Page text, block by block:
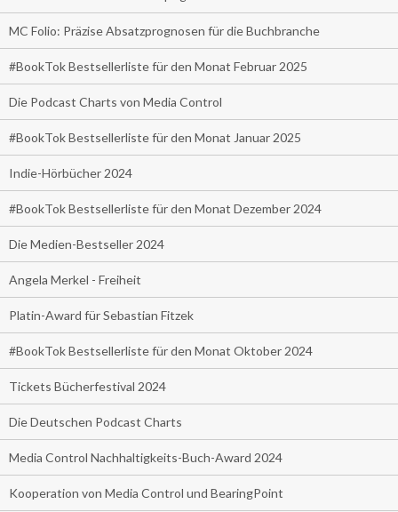
MC Folio: Präzise Absatzprognosen für die Buchbranche
#BookTok Bestsellerliste für den Monat Februar 2025
Die Podcast Charts von Media Control
#BookTok Bestsellerliste für den Monat Januar 2025
Indie-Hörbücher 2024
#BookTok Bestsellerliste für den Monat Dezember 2024
Die Medien-Bestseller 2024
Angela Merkel - Freiheit
Platin-Award für Sebastian Fitzek
#BookTok Bestsellerliste für den Monat Oktober 2024
Tickets Bücherfestival 2024
Die Deutschen Podcast Charts
Media Control Nachhaltigkeits-Buch-Award 2024
Kooperation von Media Control und BearingPoint